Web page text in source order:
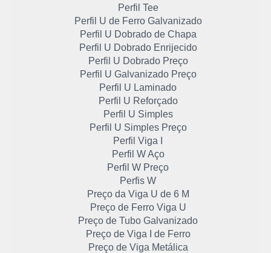
Perfil Tee
Perfil U de Ferro Galvanizado
Perfil U Dobrado de Chapa
Perfil U Dobrado Enrijecido
Perfil U Dobrado Preço
Perfil U Galvanizado Preço
Perfil U Laminado
Perfil U Reforçado
Perfil U Simples
Perfil U Simples Preço
Perfil Viga I
Perfil W Aço
Perfil W Preço
Perfis W
Preço da Viga U de 6 M
Preço de Ferro Viga U
Preço de Tubo Galvanizado
Preço de Viga I de Ferro
Preço de Viga Metálica